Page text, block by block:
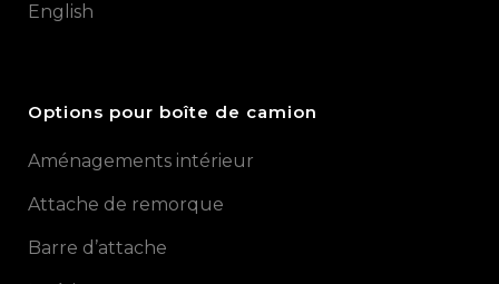
English
Options pour boîte de camion
Aménagements intérieur
Attache de remorque
Barre d’attache